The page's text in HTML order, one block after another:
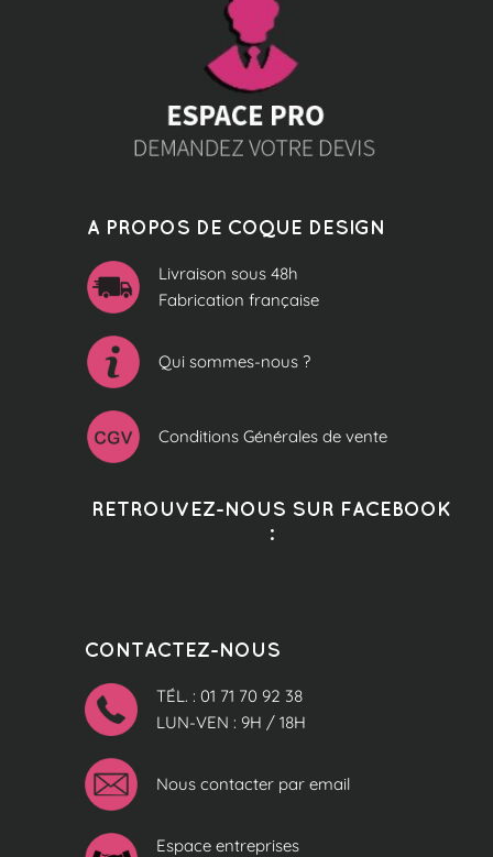
A PROPOS DE COQUE DESIGN
Livraison sous 48h
Fabrication française
Qui sommes-nous ?
Conditions Générales de vente
RETROUVEZ-NOUS SUR FACEBOOK
:
CONTACTEZ-NOUS
TÉL. : 01 71 70 92 38
LUN-VEN : 9H / 18H
Nous contacter par email
Espace entreprises